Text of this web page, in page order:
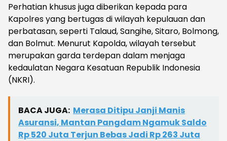
Perhatian khusus juga diberikan kepada para
Kapolres yang bertugas di wilayah kepulauan dan
perbatasan, seperti Talaud, Sangihe, Sitaro, Bolmong,
dan Bolmut. Menurut Kapolda, wilayah tersebut
merupakan garda terdepan dalam menjaga
kedaulatan Negara Kesatuan Republik Indonesia
(NKRI).
BACA JUGA: Merasa Ditipu Janji Manis
Asuransi, Mantan Pangdam Ngamuk Saldo
Rp 520 Juta Terjun Bebas Jadi Rp 263 Juta